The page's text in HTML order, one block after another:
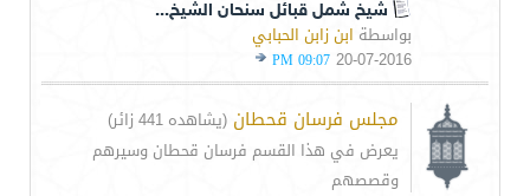
شيخ شمل قبائل سنحان الشيخ...
بواسطة ابن زابن الحبابي
20-07-2016
09:07 PM
مجلس فرسان قحطان (يشاهده 441 زائر)
يعرض في هذا القسم فرسان قحطان وسيرهم
وقصصهم